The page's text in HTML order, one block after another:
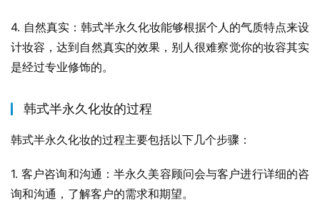
4. 自然真实：韩式半永久化妆能够根据个人的气质特点来设
计妆容，达到自然真实的效果，别人很难察觉你的妆容其实
是经过专业修饰的。
韩式半永久化妆的过程
韩式半永久化妆的过程主要包括以下几个步骤：
1. 客户咨询和沟通：半永久美容顾问会与客户进行详细的咨
询和沟通，了解客户的需求和期望。